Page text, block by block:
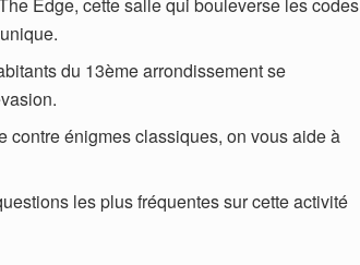
Edge, cette salle qui bouleverse les codes
du 13ème arrondissement se
contre énigmes classiques, on vous aide à
les plus fréquentes sur cette activité